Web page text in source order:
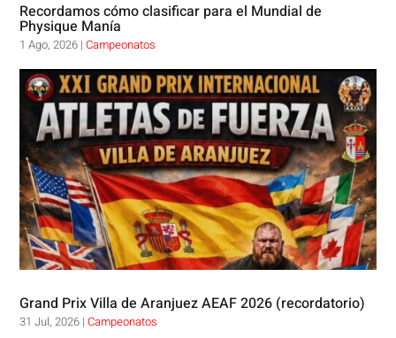
Recordamos cómo clasificar para el Mundial de
Physique Manía
1 Ago, 2026 |Campeonatos
Grand Prix Villa de Aranjuez AEAF 2026 (recordatorio)
31 Jul, 2026 |Campeonatos